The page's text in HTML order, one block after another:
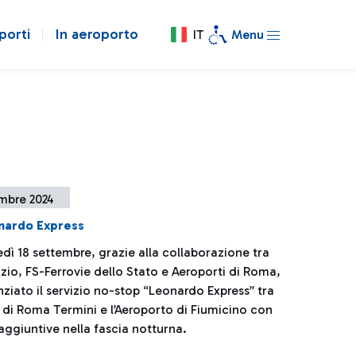
In aeroporto IT Menu
2024
Express
18 settembre, grazie alla collaborazione tra
FS-Ferrovie dello Stato e Aeroporti di Roma,
il servizio no-stop “Leonardo Express” tra
Roma Termini e l’Aeroporto di Fiumicino con
nella fascia notturna.